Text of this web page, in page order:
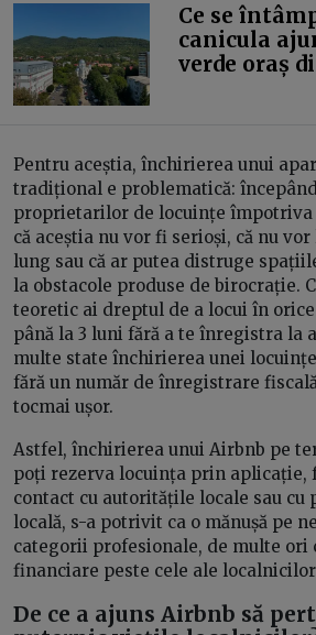
Ce se
canicula
verde oraș
Pentru aceștia, închirierea unui
tradițional e problematică:
proprietarilor de locuințe
că aceștia nu vor fi serioși, că nu
lung sau că ar putea distruge
la obstacole produse de birocrație.
teoretic ai dreptul de a locui în
până la 3 luni fără a te înregistra la
multe state închirierea unei
fără un număr de înregistrare
tocmai ușor.
Astfel, închirierea unui Airbnb pe
poți rezerva locuința prin aplicație,
contact cu autoritățile locale sau cu
locală, s-a potrivit ca o mănușă pe
categorii profesionale, de multe ori
financiare peste cele ale
De ce a ajuns Airbnb să